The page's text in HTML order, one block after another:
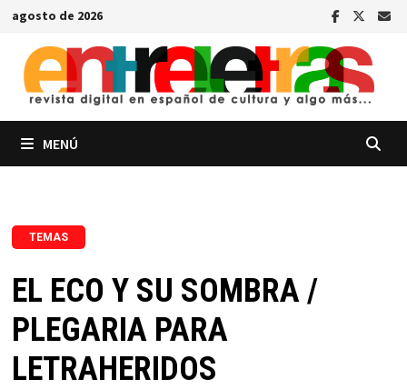
Saltar
contenido
agosto de 2026
MENÚ
TEMAS
EL ECO Y SU SOMBRA /
PLEGARIA PARA
LETRAHERIDOS